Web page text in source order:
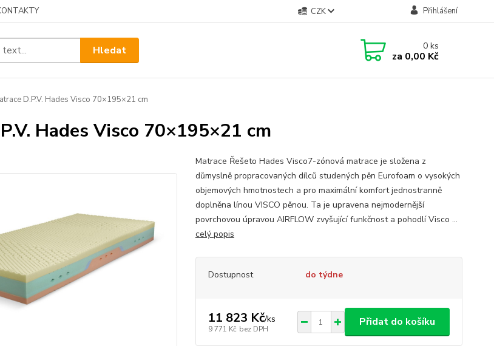
CZK Přihlášení
Hledat 0ks
za 0,00 Kč
D.P.V. Hades Visco 70×195×21 cm
Hades Visco 70×195×21 cm
Matrace Řešeto Hades Visco7-zónová matrace je složena z
důmyslně propracovaných dílců studených pěn Eurofoam o vysokých
objemových hmotnostech a pro maximální komfort jednostranně
doplněna línou VISCO pěnou. Ta je upravena nejmodernější
povrchovou úpravou AIRFLOW zvyšující funkčnost a pohodlí Visco ...
celý popis
Dostupnost do týdne
11 823 Kč/ks
9 771 Kč bez DPH
Přidat do košíku